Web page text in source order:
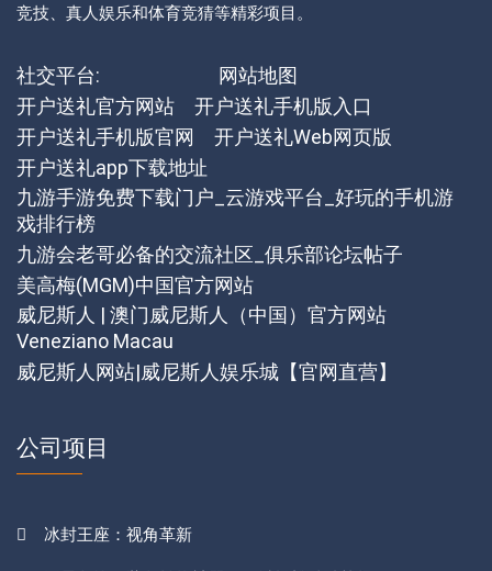
竞技、真人娱乐和体育竞猜等精彩项目。
社交平台:
网站地图
开户送礼官方网站
开户送礼手机版入口
开户送礼手机版官网
开户送礼Web网页版
开户送礼app下载地址
九游手游免费下载门户_云游戏平台_好玩的手机游
戏排行榜
九游会老哥必备的交流社区_俱乐部论坛帖子
美高梅(MGM)中国官方网站
威尼斯人 | 澳门威尼斯人（中国）官方网站
Veneziano Macau
威尼斯人网站|威尼斯人娱乐城【官网直营】
公司项目
冰封王座：视角革新